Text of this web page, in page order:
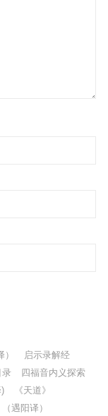
启示录解经
录
四福音内义探索
《天道》
遇阳译）